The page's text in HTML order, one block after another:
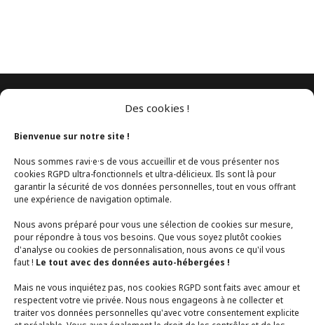
Des cookies !
Bienvenue sur notre site !
Nous sommes ravi·e·s de vous accueillir et de vous présenter nos
cookies RGPD ultra-fonctionnels et ultra-délicieux. Ils sont là pour
garantir la sécurité de vos données personnelles, tout en vous offrant
une expérience de navigation optimale.
Nous avons préparé pour vous une sélection de cookies sur mesure,
pour répondre à tous vos besoins. Que vous soyez plutôt cookies
d'analyse ou cookies de personnalisation, nous avons ce qu'il vous
faut ! Le tout avec des données auto-hébergées !
Mais ne vous inquiétez pas, nos cookies RGPD sont faits avec amour et
respectent votre vie privée. Nous nous engageons à ne collecter et
traiter vos données personnelles qu'avec votre consentement explicite